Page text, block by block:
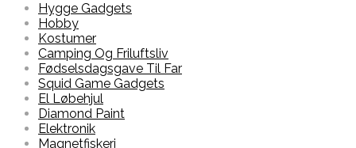
Hygge Gadgets
Hobby
Kostumer
Camping Og Friluftsliv
Fødselsdagsgave Til Far
Squid Game Gadgets
El Løbehjul
Diamond Paint
Elektronik
Magnetfiskeri